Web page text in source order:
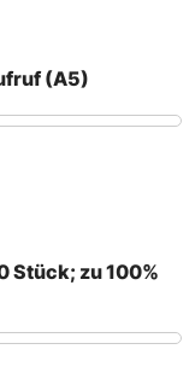
(A5)
Stück; zu 100%